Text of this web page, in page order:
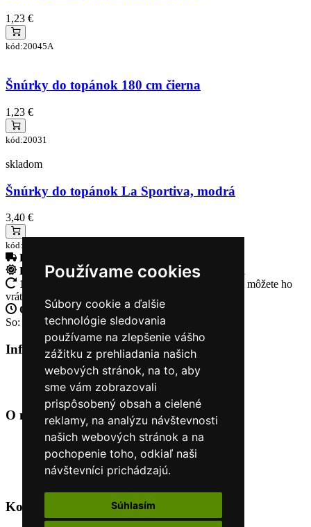
Používame cookies
Súbory cookie a ďalšie
technológie sledovania
používame na zlepšenie vášho
zážitku z prehliadania našich
webových stránok, na to, aby
sme vám zobrazovali
prispôsobený obsah a cielené
reklamy, na analýzu návštevnosti
našich webových stránok a na
pochopenie toho, odkiaľ naši
návštevníci prichádzajú.
Súhlasím
1,23 €
kód:20045A
Šnúrky do topánok 180 cm čierna
1,23 €
kód:20031
skladom
Šnúrky do topánok La Sportiva, modrá
3,40 €
kód:69P999602
Doprava zadarmo
Rýchle dodanieTovar Vám odošleme do 24 hodín
14 Dní na vrátenie tovaru
Ak Vám tovar nesadne, môžete ho
vrátiť
Otvorené celý týždeňPo - pia: 8:30 - 16:30
So: 9:00 - 12:00
Informácie+
O nás
Kontakt
O nás +
Úvod
Obchodné podmienky
Nákup na splátky cez Quatro
Odstúpiť od zmluvy TU
Kontakt